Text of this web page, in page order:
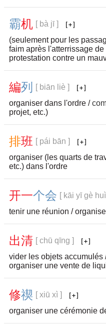
霸机 [ bà jī ]
(seulement pour les
faim après l'atterrissage
protestation contre un
編列
[ biān liè ]
organiser dans l'ordre /
projet, etc.)
排班 [ pái bān ]
organiser (les quarts de
etc.) dans l'ordre
开一个会 [ kāi yī gè
tenir une réunion /
出清 [ chū qīng ]
vider les objets accumulés
organiser une vente de
修禊 [ xiū xì ]
organiser une cérémonie